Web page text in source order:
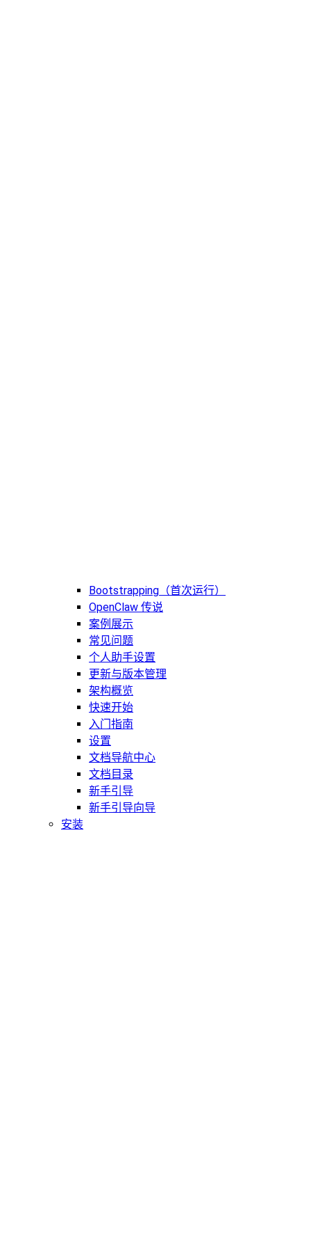
Bootstrapping（首次运行）
OpenClaw 传说
案例展示
常见问题
个人助手设置
更新与版本管理
架构概览
快速开始
入门指南
设置
文档导航中心
文档目录
新手引导
新手引导向导
安装